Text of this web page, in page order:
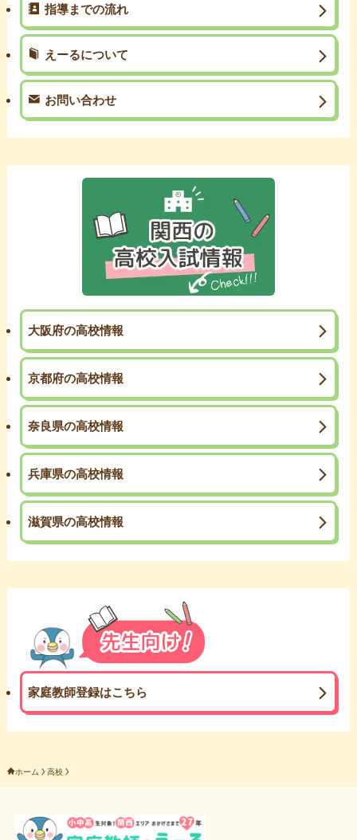
指導までの流れ
えーるについて
お問い合わせ
大阪府の高校情報
京都府の高校情報
奈良県の高校情報
兵庫県の高校情報
滋賀県の高校情報
家庭教師登録はこちら
ホーム 高校